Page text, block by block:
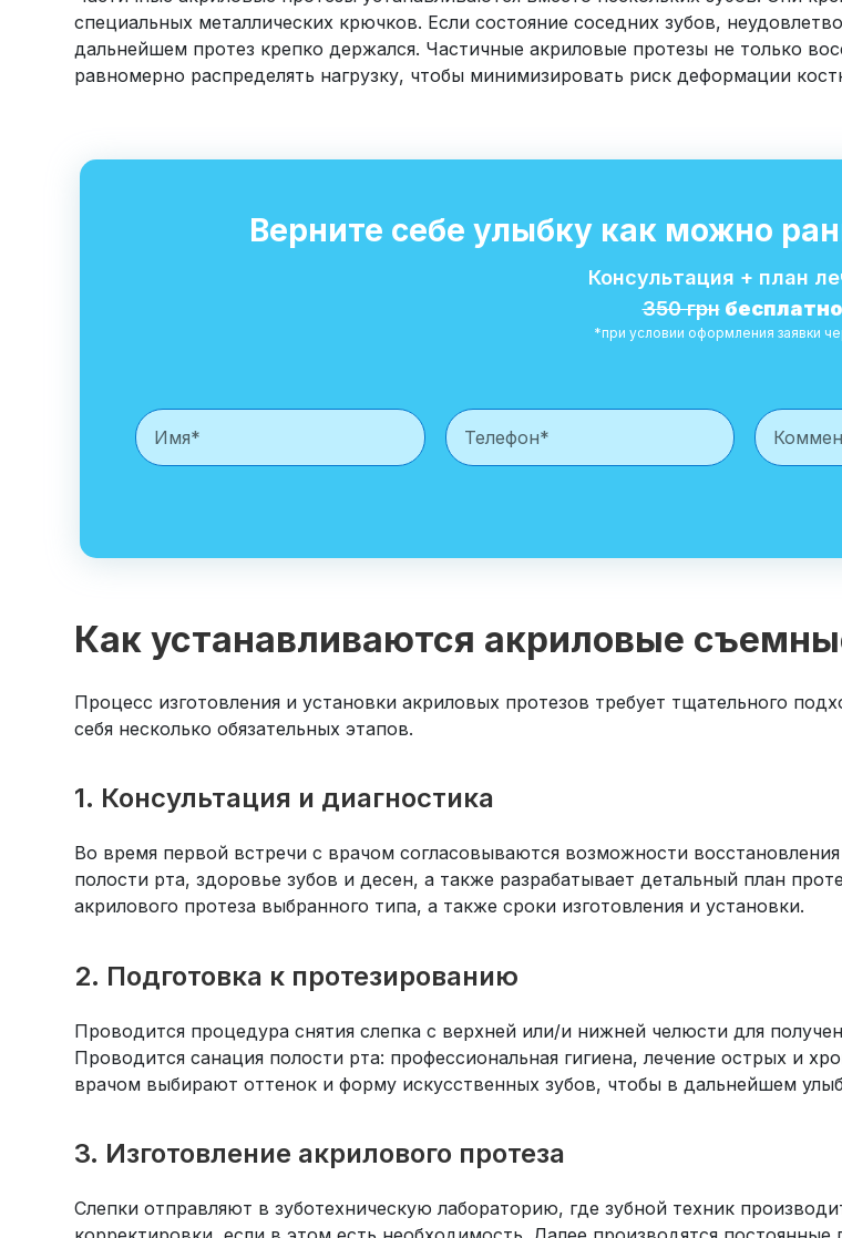
специальных металлических крючков. Если состояние соседних зубов,
дальнейшем протез крепко держался. Частичные акриловые протезы не только
равномерно распределять нагрузку, чтобы минимизировать риск деформации
Верните себе улыбку как можно
Консультация + план
350 грнбесплатно
*при условии оформления заявки
Как устанавливаются акриловые
Процесс изготовления и установки акриловых протезов требует тщательного
себя несколько обязательных этапов.
1. Консультация и диагностика
Во время первой встречи с врачом согласовываются возможности
полости рта, здоровье зубов и десен, а также разрабатывает детальный план
акрилового протеза выбранного типа, а также сроки изготовления и установки.
2. Подготовка к протезированию
Проводится процедура снятия слепка с верхней или/и нижней челюсти для
Проводится санация полости рта: профессиональная гигиена, лечение острых и
врачом выбирают оттенок и форму искусственных зубов, чтобы в дальнейшем
3. Изготовление акрилового протеза
Слепки отправляют в зуботехническую лабораторию, где зубной техник